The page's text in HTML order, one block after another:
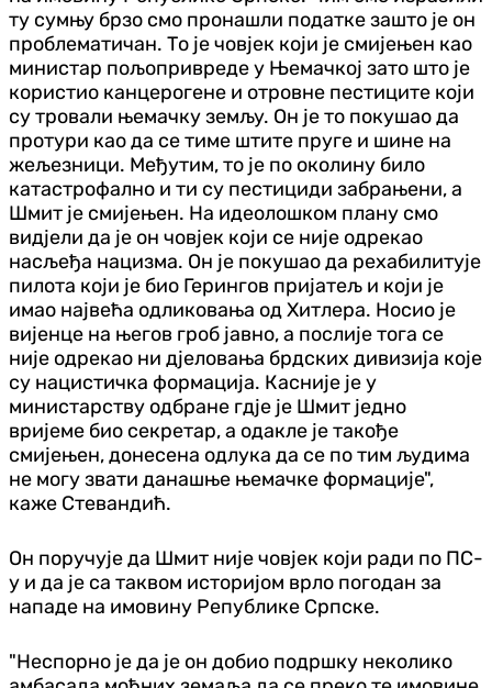
ту сумњу брзо смо пронашли податке зашто је он
проблематичан. То је човјек који је смијењен као
министар пољопривреде у Њемачкој зато што је
користио канцерогене и отровне пестиците који
су тровали њемачку земљу. Он је то покушао да
протури као да се тиме штите пруге и шине на
жељезници. Међутим, то је по околину било
катастрофално и ти су пестициди забрањени, а
Шмит је смијењен. На идеолошком плану смо
видјели да је он човјек који се није одрекао
насљеђа нацизма. Он је покушао да рехабилитује
пилота који је био Герингов пријатељ и који је
имао највећа одликовања од Хитлера. Носио је
вијенце на његов гроб јавно, а послије тога се
није одрекао ни дјеловања брдских дивизија које
су нацистичка формација. Касније је у
министарству одбране гдје је Шмит једно
вријеме био секретар, а одакле је такође
смијењен, донесена одлука да се по тим људима
не могу звати данашње њемачке формације",
каже Стевандић.
Он поручује да Шмит није човјек који ради по ПС-
у и да је са таквом историјом врло погодан за
нападе на имовину Републике Српске.
"Неспорно је да је он добио подршку неколико